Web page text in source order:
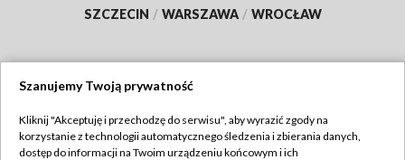
SZCZECIN / WARSZAWA / WROCŁAW
TVP
Szanujemy Twoją prywatność
Kliknij "Akceptuję i przechodzę do serwisu", aby wyrazić zgody na
korzystanie z technologii automatycznego śledzenia i zbierania danych,
dostęp do informacji na Twoim urządzeniu końcowym i ich